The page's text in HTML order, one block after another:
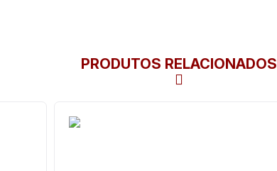
PRODUTOS RELACIONADOS